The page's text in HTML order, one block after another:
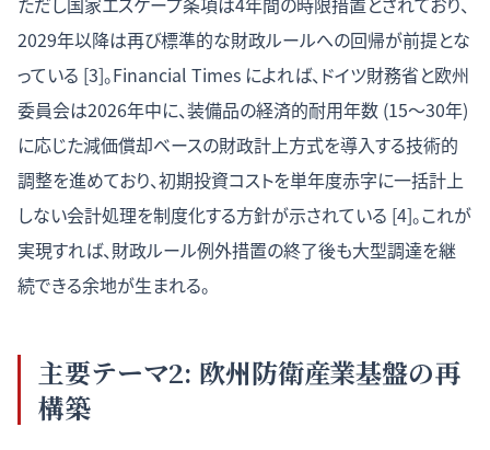
2029年以降は再び標準的な財政ルールへの回帰が前提とな
っている [3]。Financial Times によれば、ドイツ財務省と欧州
委員会は2026年中に、装備品の経済的耐用年数 (15〜30年)
に応じた減価償却ベースの財政計上方式を導入する技術的
調整を進めており、初期投資コストを単年度赤字に一括計上
しない会計処理を制度化する方針が示されている [4]。これが
実現すれば、財政ルール例外措置の終了後も大型調達を継
続できる余地が生まれる。
主要テーマ2: 欧州防衛産業基盤の再
構築